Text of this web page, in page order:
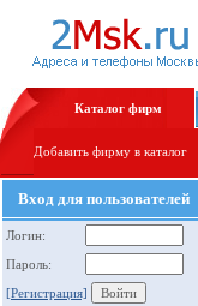
Каталог фирм
Добавить фирму в каталог
Вход для пользователей
Логин:
Пароль:
[Регистрация]